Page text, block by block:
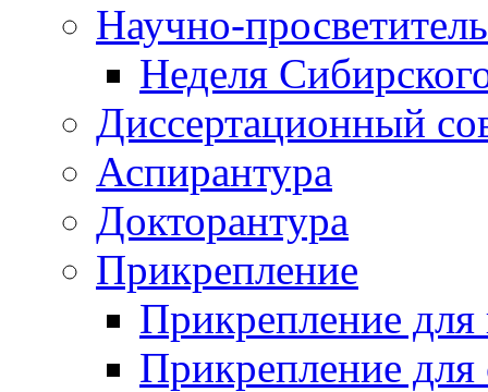
Научно-
Неделя
Диссертационный
Аспирантура
Докторантура
Прикрепление
Прикрепление для
Прикрепление для